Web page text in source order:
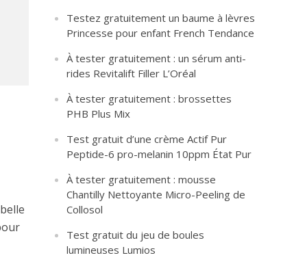
Testez gratuitement un baume à lèvres
Princesse pour enfant French Tendance
À tester gratuitement : un sérum anti-
rides Revitalift Filler L’Oréal
À tester gratuitement : brossettes
PHB Plus Mix
Test gratuit d’une crème Actif Pur
Peptide-6 pro-melanin 10ppm État Pur
À tester gratuitement : mousse
Chantilly Nettoyante Micro-Peeling de
Collosol
Test gratuit du jeu de boules
lumineuses Lumios